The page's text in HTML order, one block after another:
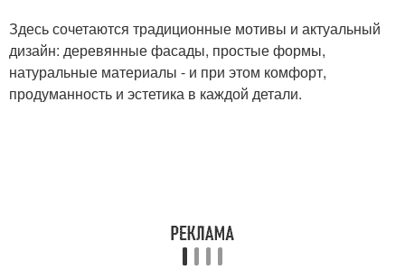
Здесь сочетаются традиционные мотивы и актуальный
дизайн: деревянные фасады, простые формы,
натуральные материалы - и при этом комфорт,
продуманность и эстетика в каждой детали.